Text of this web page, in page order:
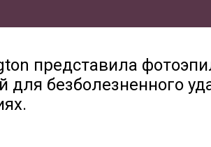
представила
для безболезненного